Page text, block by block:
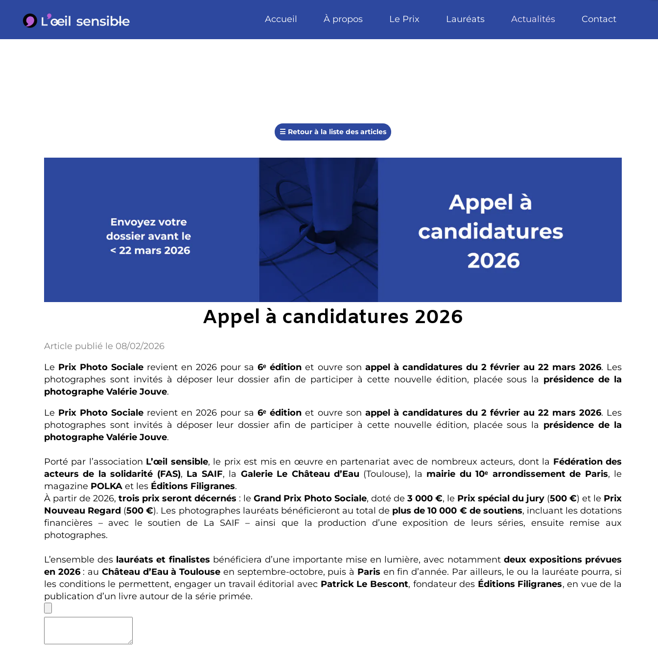
Accueil À propos Le Prix Lauréats Actualités Contact
☰ Retour à la liste des articles
Appel à candidatures 2026
Article publié le 08/02/2026
Le Prix Photo Sociale revient en 2026 pour sa6ᵉ édition et ouvre son appel à candidatures du 2 février au 22 mars 2026. Les
photographes sont invités à déposer leur dossier afin de participer à cette nouvelle édition, placée sous la présidence de la
photographe Valérie Jouve.
Le Prix Photo Sociale revient en 2026 pour sa6ᵉ édition et ouvre son appel à candidatures du 2 février au 22 mars 2026. Les
photographes sont invités à déposer leur dossier afin de participer à cette nouvelle édition, placée sous la présidence de la
photographe Valérie Jouve.
Porté par l’association L’œil sensible, le prix est mis en œuvre en partenariat avec de nombreux acteurs, dont la Fédération des
acteurs de la solidarité (FAS), La SAIF, la Galerie Le Château d’Eau (Toulouse), la mairie du 10ᵉ arrondissement de Paris, le
magazine POLKA et les Éditions Filigranes.
À partir de 2026, trois prix seront décernés : le Grand Prix Photo Sociale, doté de 3 000 €, le Prix spécial du jury (500 €) et le Prix
Nouveau Regard (500 €). Les photographes lauréats bénéficieront au total de plus de 10 000 € de soutiens, incluant les dotations
financières – avec le soutien de La SAIF – ainsi que la production d’une exposition de leurs séries, ensuite remise aux
photographes.
L’ensemble des lauréats et finalistes bénéficiera d’une importante mise en lumière, avec notamment deux expositions prévues
en 2026: au Château d’Eau à Toulouse en septembre-octobre, puis à Paris en fin d’année. Par ailleurs, le ou la lauréate pourra, si
les conditions le permettent, engager un travail éditorial avec Patrick Le Bescont, fondateur des Éditions Filigranes, en vue de la
publication d’un livre autour de la série primée.